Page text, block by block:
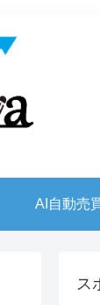
AI自動売
ス